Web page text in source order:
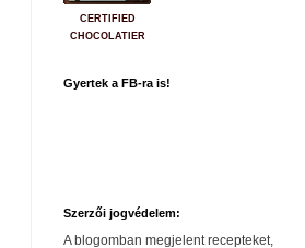
CERTIFIED
CHOCOLATIER
Gyertek a FB-ra is!
Szerzői jogvédelem:
A blogomban megjelent recepteket,